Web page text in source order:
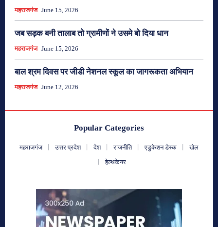
महराजगंज June 15, 2026
जब सड़क बनी तालाब तो ग्रामीणों ने उसमे बो दिया धान
महराजगंज June 15, 2026
बाल श्रम दिवस पर जीडी नेशनल स्कूल का जागरूकता अभियान
महराजगंज June 12, 2026
Popular Categories
महराजगंज उत्तर प्रदेश देश राजनीति एडुकेशन डेस्क
खेल
हेल्थकेयर